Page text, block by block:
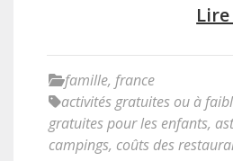
famille, france
activités gratuites ou à
gratuites pour les enfants,
campings, coûts des